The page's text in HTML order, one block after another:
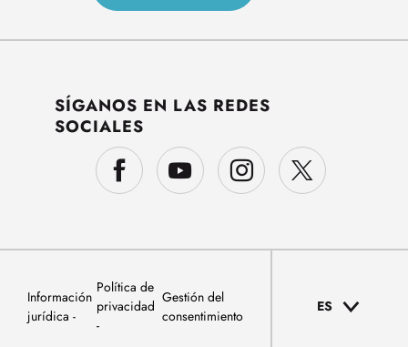
SÍGANOS EN LAS REDES
SOCIALES
Información
jurídica
Política de
privacidad
Gestión del
consentimiento
ES